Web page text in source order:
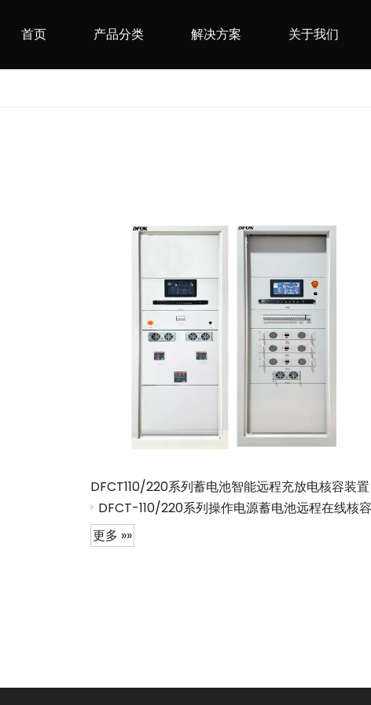
首页 产品分类 解决方案 关于我们
DFCT110/220系列蓄电池智能远程充放电核容装置
更多 »»